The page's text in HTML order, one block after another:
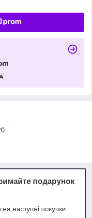
подарунок
наступні покупки